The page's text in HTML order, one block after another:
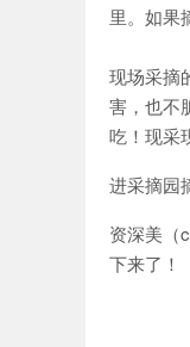
里。如果
现场采摘
害，也不
吃！现采
进采摘园
资深美（
下来了！